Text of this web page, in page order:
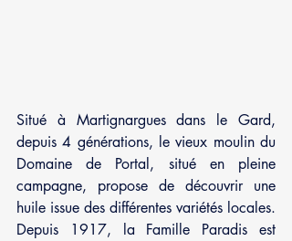
Situé à Martignargues dans le Gard,
depuis 4 générations, le vieux moulin du
Domaine de Portal, situé en pleine
campagne, propose de découvrir une
Depuis 1917, la Famille Paradis est